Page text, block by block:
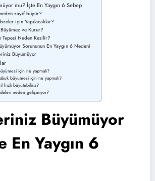
mu? İşte En Yaygın 6 Sebep
zayıf büyür?
için Yapılacaklar?
ve Kurur?
Neden Kesilir?
Sorununun En Yaygın 6 Nedeni
Büyümüyor
için ne yapmalı?
büyümesi için ne yapmalı?
hızlı büyütebiliriz?
neden gelişmiyor?
Büyümüyor
En Yaygın 6